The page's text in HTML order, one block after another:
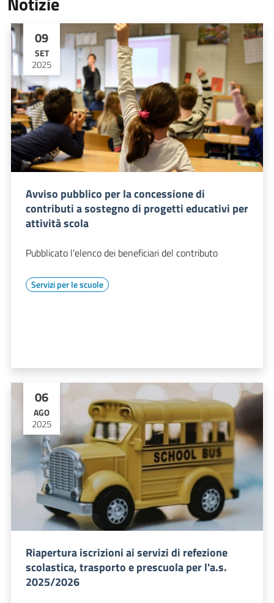
09
SET
2025
Avviso pubblico per la concessione di
contributi a sostegno di progetti educativi per
attività scola
Pubblicato l'elenco dei beneficiari del contributo
Servizi per le scuole
06
AGO
2025
Riapertura iscrizioni ai servizi di refezione
scolastica, trasporto e prescuola per l'a.s.
2025/2026